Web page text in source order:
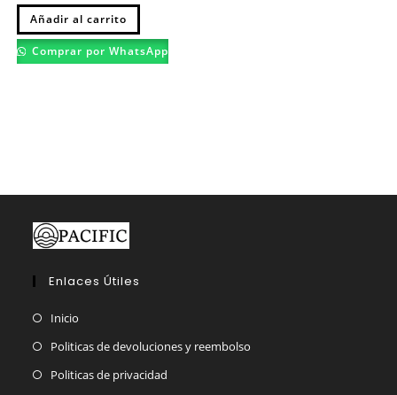
Añadir al carrito
Este
tiene
múltiples
variantes.
Comprar por WhatsApp
Enlaces Útiles
Inicio
Politicas de devoluciones y reembolso
Politicas de privacidad